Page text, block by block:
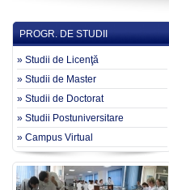
PROGR. DE STUDII
» Studii de Licenţă
» Studii de Master
» Studii de Doctorat
» Studii Postuniversitare
» Campus Virtual